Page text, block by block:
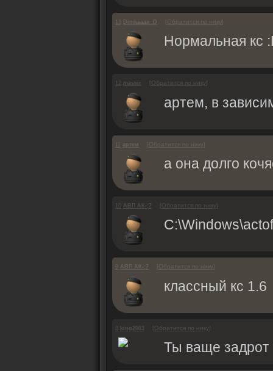
Dimkaaaa :D [Обратится по нику ]
Нормальная кс
12 master [Обратится по нику]
артем, в
артем [Обратится по нику ]
а она долго
АВП АК-;7 [Обратится по нику]
АВП АК-;7 [Обратится по нику ]
классный кс 1.6
king2003 [Обратится по нику]
Ты ваще задрот